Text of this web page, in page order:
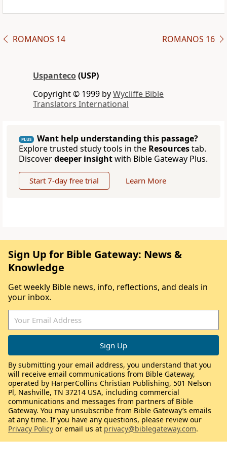
ROMANOS 14 ROMANOS 16
Uspanteco(USP)
Copyright © 1999 byWycliffe Bible
Translators International
PLUS
Want help understanding this passage?
Explore trusted study tools in the Resourcestab.
Discoverdeeper insightwith Bible Gateway Plus.
Start 7-day free trial Learn More
Sign Up for Bible Gateway: News &
Knowledge
Get weekly Bible news, info, reflections, and deals in
your inbox.
By submitting your email address, you understand that you
will receive email communications from Bible Gateway,
operated by HarperCollins Christian Publishing, 501 Nelson
Pl, Nashville, TN 37214 USA, including commercial
communications and messages from partners of Bible
Gateway. You may unsubscribe from Bible Gateway’s emails
at any time. If you have any questions, please review our
Privacy Policy or email us at privacy@biblegateway.com.